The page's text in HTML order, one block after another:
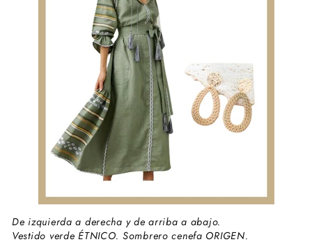
De izquierda a derecha y de arriba a abajo.
Vestido verde ÉTNICO. Sombrero cenefa ORIGEN.